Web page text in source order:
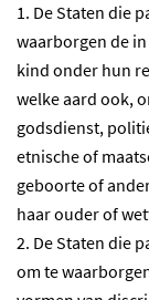
1. De Staten die
waarborgen de
kind onder hun
welke aard ook,
godsdienst,
etnische of
geboorte of
haar ouder of
2. De Staten die
om te